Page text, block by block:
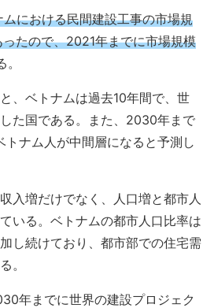
における民間建設工事の市場規
たので、2021年までに市場規模
、ベトナムは過去10年間で、世
た国である。また、2030年まで
ナム人が中間層になると予測し
入増だけでなく、人口増と都市人
いる。ベトナムの都市人口比率は
し続けており、都市部での住宅需
。
年までに世界の建設プロジェク